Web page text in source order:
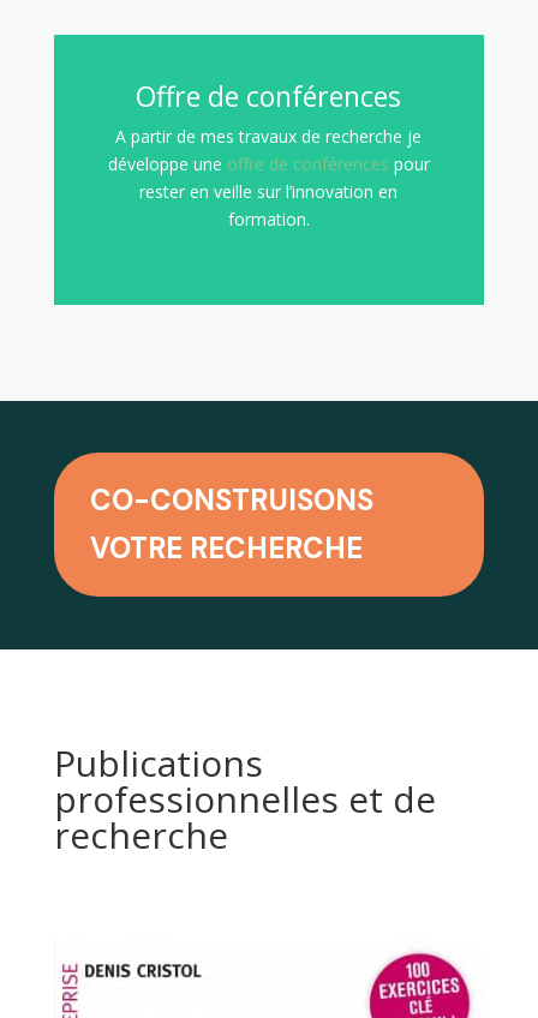
Offre de conférences
A partir de mes travaux de recherche je
développe une offre de conférences pour
rester en veille sur l’innovation en
formation.
CO-CONSTRUISONS
VOTRE RECHERCHE
Publications
professionnelles et de
recherche